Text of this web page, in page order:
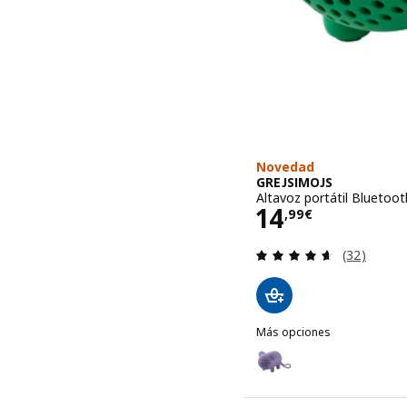
Novedad
GREJSIMOJS
Altavoz portátil
14,99€
Precio 14,99€
Revisa:
(32)
Más opciones
GREJSIMOJS
Opción: GREJSIMOJS,